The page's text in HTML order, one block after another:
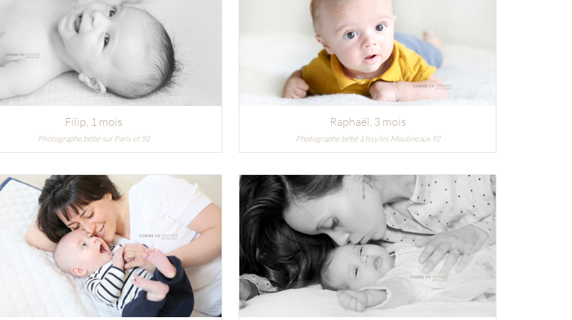
Filip , 1 mois
Photographe bébé sur Paris et 92
Raphaël , 3 mois
Photographe bébé à Issy les Moulineaux 92